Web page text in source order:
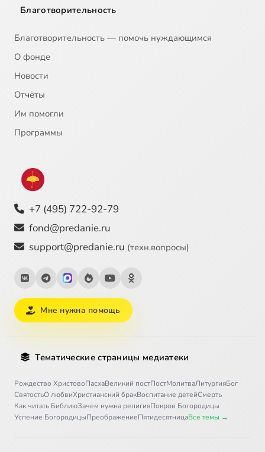
Благотворительность
Благотворительность — помочь нуждающимся
О фонде
Новости
Отчёты
Им помогли
Программы
+7 (495) 722-92-79
fond@predanie.ru
support@predanie.ru (техн.вопросы)
Мне нужна помощь
Тематические страницы медиатеки
Рождество ХристовоПасхаВеликий постПостМолитваЛитургияБог
СвятостьО любвиХристианский бракВоспитание детейСмерть
Как читать БиблиюЗачем нужна религияПокров Богородицы
Успение БогородицыПреображениеПятидесятницаВсе темы →